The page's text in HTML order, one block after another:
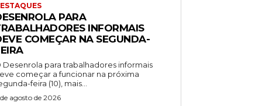
PARA
INFORMAIS
COMEÇAR NA SEGUNDA-
Desenrola para trabalhadores informais
começar a funcionar na próxima
feira (10), mais...
agosto de 2026